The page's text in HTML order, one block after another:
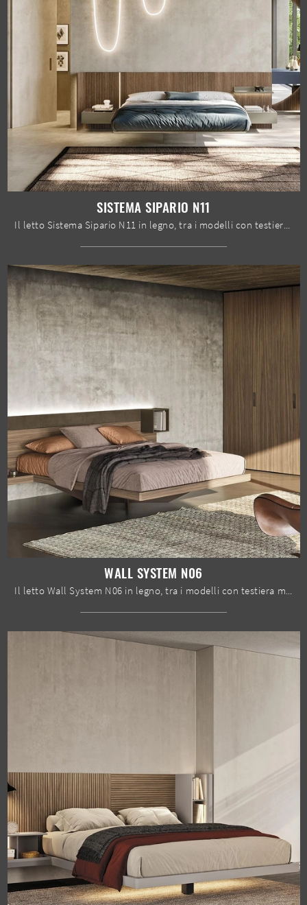
SISTEMA SIPARIO N11
Il letto Sistema Sipario N11 in legno, tra i modelli con testiera matrimoniali design di Mobilgam, è pensato per garantirti il riposo migliore.
WALL SYSTEM N06
Il letto Wall System N06 in legno, tra i modelli con testiera matrimoniali design di Mobilgam, è perfetto per assicurarti il riposo migliore.